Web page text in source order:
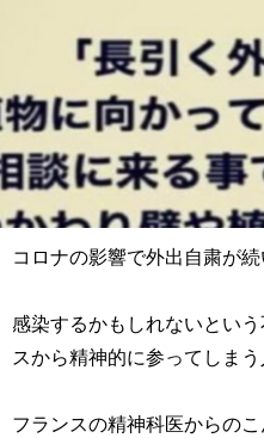
コロナの影響で外出自粛が続
感染するかもしれないとい
スから精神的に参ってしま
フランスの精神科医からの